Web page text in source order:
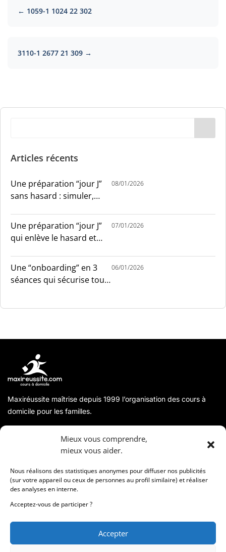
Mieux vous comprendre,
mieux vous aider.
Nous réalisons des statistiques anonymes pour diffuser nos publicités
(sur votre appareil ou ceux de personnes au profil similaire) et réaliser
des analyses en interne.
Acceptez-vous de participer ?
Accepter
← 1059-1 1024 22 302
3110-1 2677 21 309 →
Articles récents
Une préparation “jour J”
sans hasard : simuler,
08/01/2026
Une préparation “jour J”
qui enlève le hasard et
07/01/2026
Une “onboarding” en 3
séances qui sécurise tout
06/01/2026
Maxiréussite maîtrise depuis 1999 l’organisation des cours à
domicile pour les familles.
Coordonnées